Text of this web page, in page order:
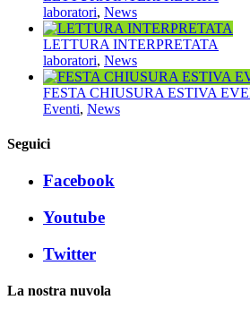
laboratori, News
LETTURA INTERPRETATA
laboratori, News
FESTA CHIUSURA ESTIVA
Eventi, News
Seguici
Facebook
Youtube
Twitter
La nostra nuvola